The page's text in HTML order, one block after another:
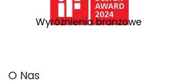
Wyróżnienia branżowe
O Nas